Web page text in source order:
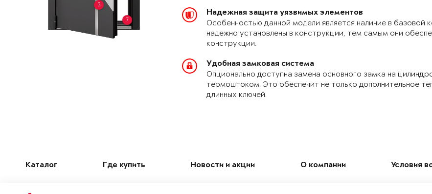
3
7
Надежная защита уязвимых элементов
Особенностью данной модели является наличие в базовой
надежно установлены в конструкции, тем самым они
конструкции.
Удобная замковая система
Опционально доступна замена основного замка на
термоштоком. Это обеспечит не только дополнительное
длинных ключей.
Каталог Где купить Новости и акции О компании Условия